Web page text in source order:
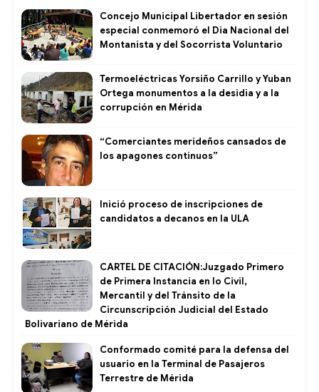
Concejo Municipal Libertador en sesión
especial conmemoró el Dia Nacional del
Montanista y del Socorrista Voluntario
Termoeléctricas Yorsiño Carrillo y Yuban
Ortega monumentos a la desidia y a la
corrupción en Mérida
“Comerciantes merideños cansados de
los apagones continuos”
Inició proceso de inscripciones de
candidatos a decanos en la ULA
CARTEL DE CITACIÓN:Juzgado Primero
de Primera Instancia en lo Civil,
Mercantil y del Tránsito de la
Circunscripción Judicial del Estado
Bolivariano de Mérida
Conformado comité para la defensa del
usuario en la Terminal de Pasajeros
Terrestre de Mérida